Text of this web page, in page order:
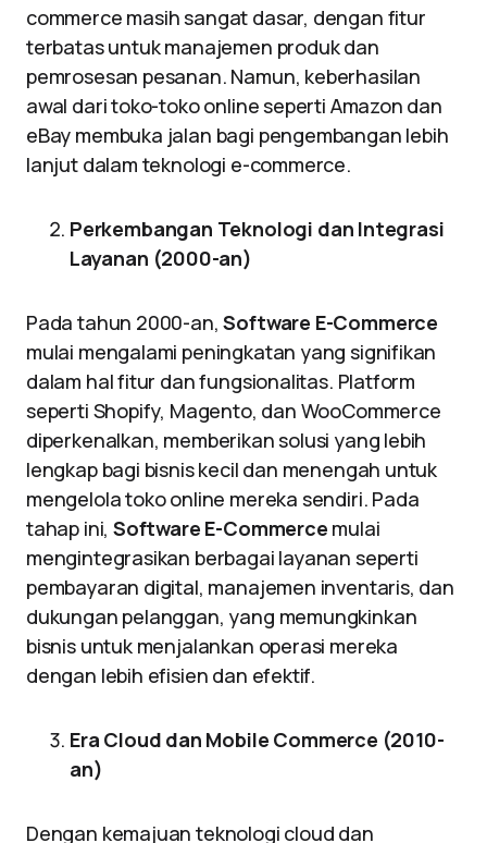
commerce masih sangat dasar, dengan fitur
terbatas untuk manajemen produk dan
pemrosesan pesanan. Namun, keberhasilan
awal dari toko-toko online seperti Amazon dan
eBay membuka jalan bagi pengembangan lebih
lanjut dalam teknologi e-commerce.
Perkembangan Teknologi dan Integrasi
Layanan (2000-an)
Pada tahun 2000-an,Software E-Commerce
mulai mengalami peningkatan yang signifikan
dalam hal fitur dan fungsionalitas. Platform
seperti Shopify, Magento, dan WooCommerce
diperkenalkan, memberikan solusi yang lebih
lengkap bagi bisnis kecil dan menengah untuk
mengelola toko online mereka sendiri. Pada
tahap ini,Software E-Commerce mulai
mengintegrasikan berbagai layanan seperti
pembayaran digital, manajemen inventaris, dan
dukungan pelanggan, yang memungkinkan
bisnis untuk menjalankan operasi mereka
dengan lebih efisien dan efektif.
Era Cloud dan Mobile Commerce (2010-
an)
Dengan kemajuan teknologi cloud dan